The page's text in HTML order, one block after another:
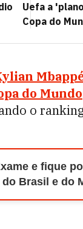
Uefa a
Copa do
do Mundo
o
e fique
Brasil e do